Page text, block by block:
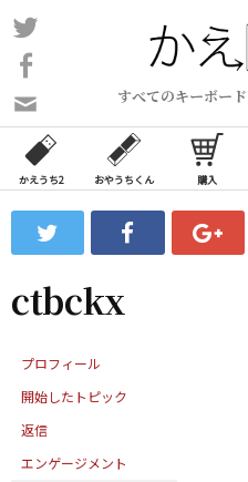
コ
ン
ン
ツ
ス
ッ
すべてのキーボー
い
合
わ
フ
ォ
ム
かえうち2 おやうちくん 購入
ctbckx
プロフィール
開始したトピック
返信
エンゲージメント